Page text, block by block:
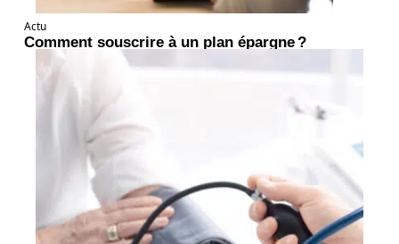
Actu
Comment souscrire à un plan épargne ?